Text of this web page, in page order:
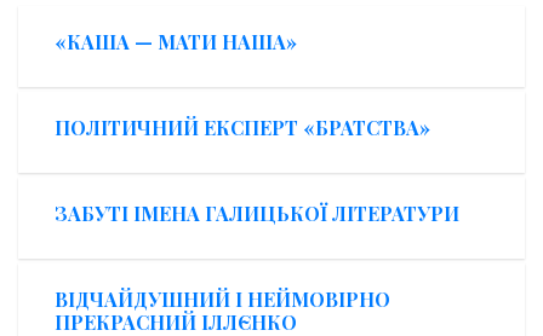
«КАША — МАТИ НАША»
ПОЛІТИЧНИЙ ЕКСПЕРТ «БРАТСТВА»
ЗАБУТІ ІМЕНА ГАЛИЦЬКОЇ ЛІТЕРАТУРИ
ВІДЧАЙДУШНИЙ І НЕЙМОВІРНО
ПРЕКРАСНИЙ ІЛЛЄНКО